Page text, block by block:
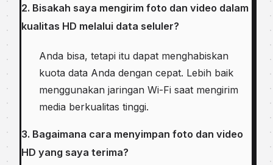
2. Bisakah saya mengirim foto dan video dalam
kualitas HD melalui data seluler?
Anda bisa, tetapi itu dapat menghabiskan
kuota data Anda dengan cepat. Lebih baik
menggunakan jaringan Wi-Fi saat mengirim
media berkualitas tinggi.
3. Bagaimana cara menyimpan foto dan video
HD yang saya terima?